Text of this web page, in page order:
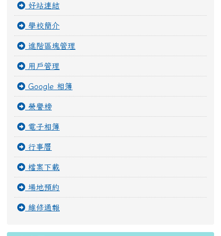
好站連結
學校簡介
進階區塊管理
用戶管理
Google 相簿
榮譽榜
電子相簿
行事曆
檔案下載
場地預約
維修通報